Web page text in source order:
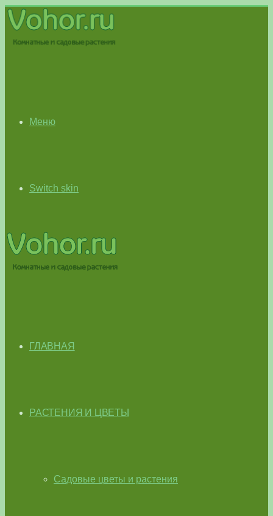
Меню
Switch skin
ГЛАВНАЯ
РАСТЕНИЯ И ЦВЕТЫ
Садовые цветы и растения